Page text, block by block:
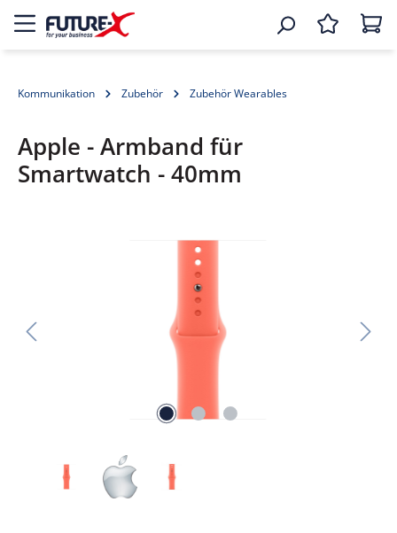
Kommunikation Zubehör Zubehör Wearables
Apple - Armband für
Smartwatch - 40mm
Bildergalerie überspringen